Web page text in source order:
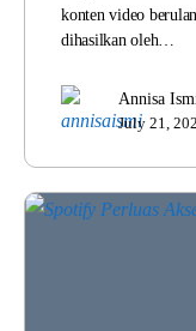
konten video
dihasilkan oleh…
Annisa
July 21,